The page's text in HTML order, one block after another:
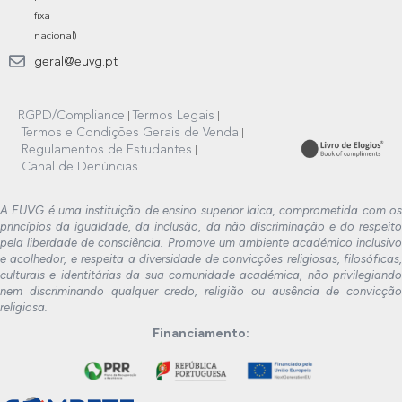
fixa
nacional)
geral@euvg.pt
RGPD/Compliance
Termos Legais
Termos e Condições Gerais de Venda
Regulamentos de Estudantes
Canal de Denúncias
A EUVG é uma instituição de ensino superior laica, comprometida com os
princípios da igualdade, da inclusão, da não discriminação e do respeito
pela liberdade de consciência. Promove um ambiente académico inclusivo
e acolhedor, e respeita a diversidade de convicções religiosas, filosóficas,
culturais e identitárias da sua comunidade académica, não privilegiando
nem discriminando qualquer credo, religião ou ausência de convicção
religiosa.
Financiamento: